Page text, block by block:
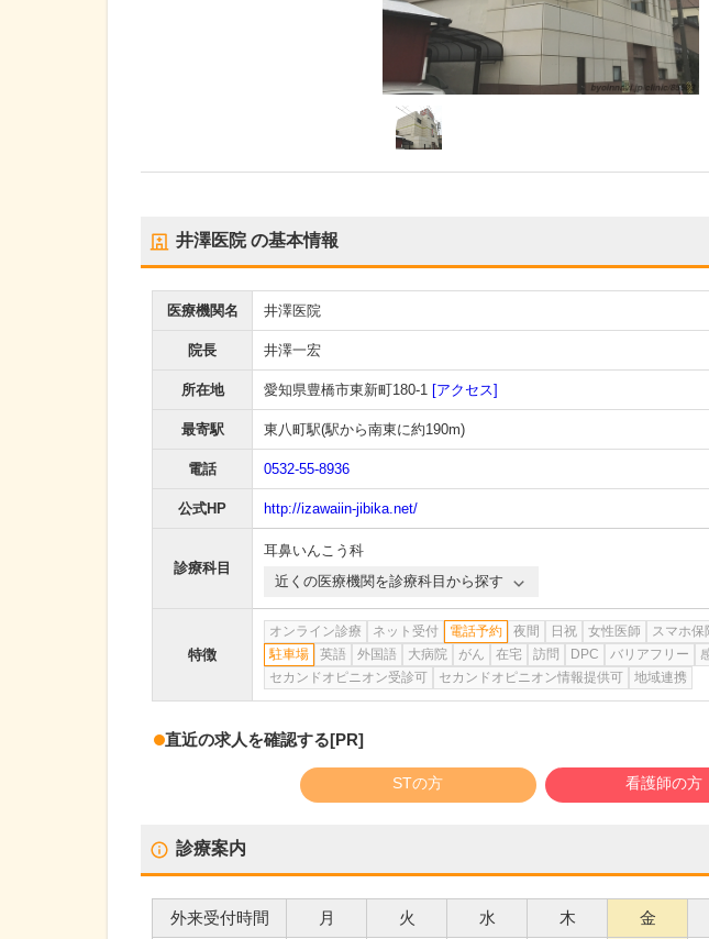
井澤医院の基本情報
医療機関名 井澤医院
院長 井澤一宏
所在地 愛知県豊橋市東新町180-1 [アクセス]
最寄駅 東八町駅(駅から南東に約190m)
電話 0532-55-8936
公式HP http://izawaiin-jibika.net/
診療科目
耳鼻いんこう科
近くの医療機関を診療科目から探す
特徴
オンライン診療 ネット受付 電話予約 夜間 日祝 女性医師 スマホ保
駐車場
英語 外国語 大病院 がん 在宅 訪問 DPC バリアフリー
セカンドオピニオン受診可
セカンドオピニオン情報提供可 地域連携
直近の求人を確認する[PR]
STの方 看護師の方
診療案内
外来受付時間 月 火 水 木 金